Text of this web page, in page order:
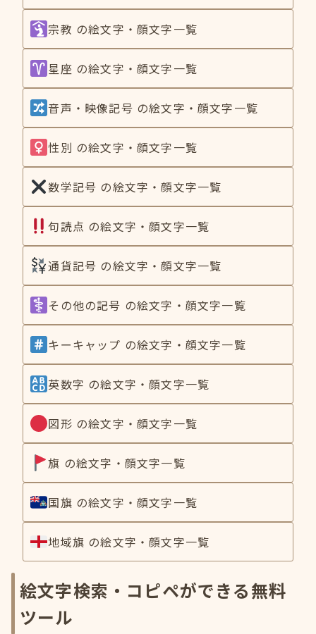
宗教 の絵文字・顔文字一覧
星座 の絵文字・顔文字一覧
音声・映像記号 の絵文字・顔文字一覧
性別 の絵文字・顔文字一覧
数学記号 の絵文字・顔文字一覧
句読点 の絵文字・顔文字一覧
通貨記号 の絵文字・顔文字一覧
その他の記号 の絵文字・顔文字一覧
キーキャップ の絵文字・顔文字一覧
英数字 の絵文字・顔文字一覧
図形 の絵文字・顔文字一覧
旗 の絵文字・顔文字一覧
国旗 の絵文字・顔文字一覧
地域旗 の絵文字・顔文字一覧
絵文字検索・コピペができる無料
ツール